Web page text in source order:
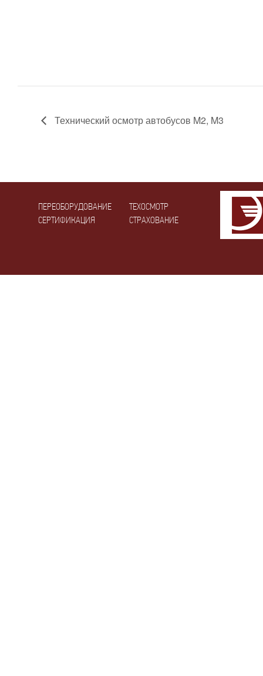
Технический осмотр автобусов M2, M3
ПЕРЕОБОРУДОВАНИЕ
СЕРТИФИКАЦИЯ
ТЕХОСМОТР
СТРАХОВАНИЕ